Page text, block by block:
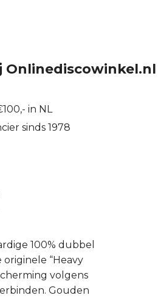
Onlinediscowinkel.nl
in NL
sinds 1978
100% dubbel
“Heavy
volgens
Gouden